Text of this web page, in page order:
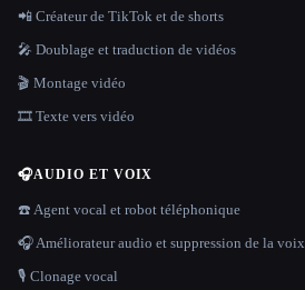
📲 Créateur de TikTok et de shorts
🎤 Doublage et traduction de vidéos
🎬 Montage vidéo
🎞️ Texte vers vidéo
🎧AUDIO ET VOIX
☎️ Agent vocal et robot téléphonique
🎧 Améliorateur audio et suppression de la voix
🎙️ Clonage vocal